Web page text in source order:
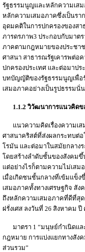
รัฐธรรมนูญและหลักความเสม
หลักความเสมอภาคซึ่งเป็นรา
อุดมคติในการปกครองของสา
ภารดรภาพ3 ประกอบกับมาต
ภาคตามกฎหมายของประชา
ศาสนา สาธารณรัฐเคารพต่อ
ปกครองประเทศ และต่อมาปร
บทบัญญัติของรัฐธรรมนูญเพื่อ
เสมอภาคอย่างเป็นรูปธรรมนั่น
1.1.2 วิวัฒนาการแนวคิด
แนวความคิดเรื่องความเส
ศาสนาคริสต์ที่ส่งผลกระทบต่อ
โรมัน และต่อมาในสมัยกลาง
โดยสร้างลำดับชั้นของสังคม
แต่อย่างไรก็ตามความไม่เสม
เมื่อเกิดชนชั้นกลางที่เข้มแข็ง
เสมอภาคทั้งทางเศรษฐกิจ สัง
ถึงหลักความเสมอภาคที่ดีที่
ฝรั่งเศส ลงวันที่ 26 สิงหาคม
มาตรา 1 “มนุษย์กำเนิดแล
กฎหมาย การแบ่งแยกทางสัง
ส่วนรวม”